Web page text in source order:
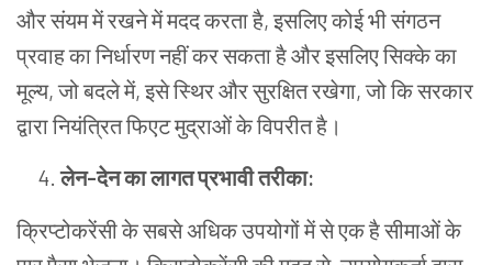
और संयम में रखने में मदद करता है, इसलिए कोई भी संगठन
प्रवाह का निर्धारण नहीं कर सकता है और इसलिए सिक्के का
मूल्य, जो बदले में, इसे स्थिर और सुरक्षित रखेगा, जो कि सरकार
द्वारा नियंत्रित फिएट मुद्राओं के विपरीत है।
लेन-देन का लागत प्रभावी तरीका:
क्रिप्टोकरेंसी के सबसे अधिक उपयोगों में से एक है सीमाओं के